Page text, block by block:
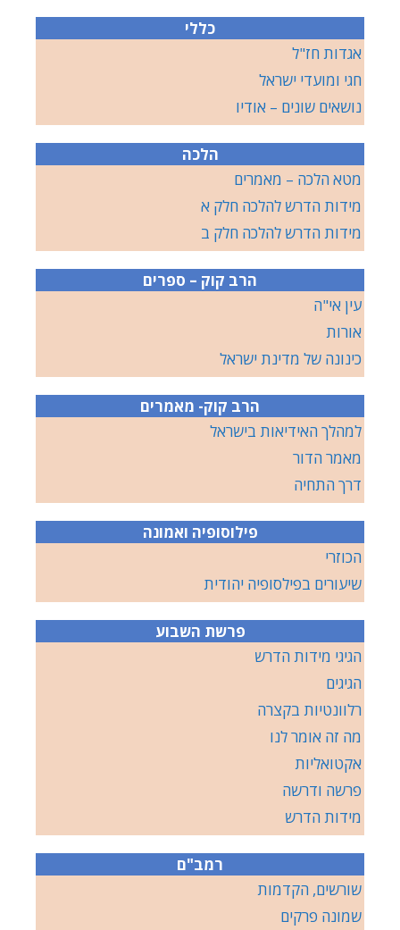
כללי
אגדות חז"ל
חגי ומועדי ישראל
נושאים שונים – אודיו
הלכה
מטא הלכה – מאמרים
מידות הדרש להלכה חלק א
מידות הדרש להלכה חלק ב
הרב קוק – ספרים
עין אי"ה
אורות
כינונה של מדינת ישראל
הרב קוק- מאמרים
למהלך האידיאות בישראל
מאמר הדור
דרך התחיה
פילוסופיה ואמונה
הכוזרי
שיעורים בפילסופיה יהודית
פרשת השבוע
הגיגי מידות הדרש
הגיגים
רלוונטיות בקצרה
מה זה אומר לנו
אקטואליות
פרשה ודרשה
מידות הדרש
רמב"ם
שורשים, הקדמות
שמונה פרקים